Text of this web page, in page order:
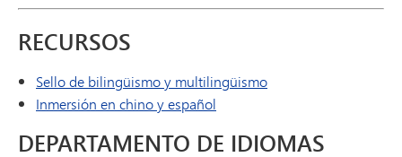
RECURSOS
Sello de bilingüismo y multilingüismo
Inmersión en chino y español
DEPARTAMENTO DE IDIOMAS